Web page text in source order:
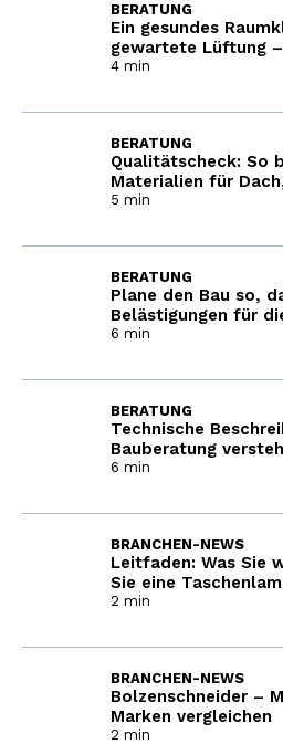
Ein gesundes
gewartete Lüftung –
BERATUNG
4 min
Qualitätscheck: So
Materialien für
BERATUNG
5 min
Plane den Bau so,
Belästigungen für
BERATUNG
6 min
Technische
Bauberatung
BERATUNG
6 min
Leitfaden: Was Sie
Sie eine
BRANCHEN-NEWS
2 min
Bolzenschneider –
Marken vergleichen
BRANCHEN-NEWS
2 min